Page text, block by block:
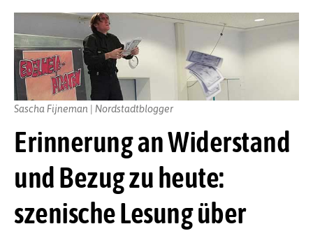
Erinnerung an Widerstand
und Bezug zu heute:
szenische Lesung über
Sascha Fijneman | Nordstadtblogger